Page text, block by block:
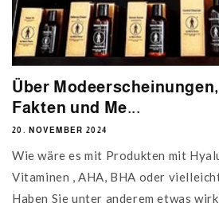
Über
Fakten und Me...
20. NOVEMBER 2024
Wie wäre es mit Produkten mit
Vitaminen , AHA, BHA oder
Haben Sie unter anderem etwas